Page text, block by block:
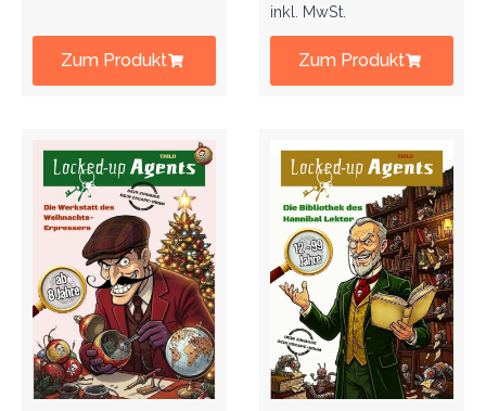
Zum Produkt
inkl. MwSt.
Zum Produkt